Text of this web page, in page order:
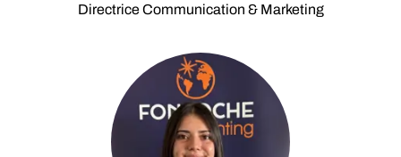
Directrice Communication & Marketing